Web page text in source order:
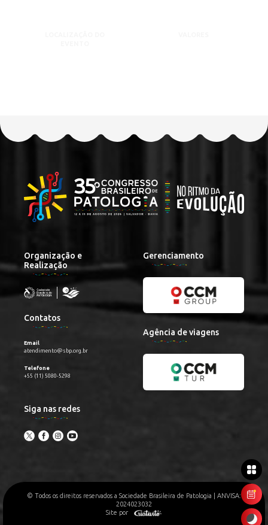
Organização e
Realização
Contatos
Email
atendimento@sbp.org.br
Telefone
+55 (11) 5080-5298
Siga nas redes
Gerenciamento
Agência de viagens
© Todos os direitos reservados a Sociedade Brasileira de Patologia | ANVISA:
2024023032
Site por